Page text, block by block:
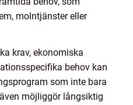
molntjänster eller
krav, ekonomiska
behov kan
som inte bara
möjliggör långsiktig